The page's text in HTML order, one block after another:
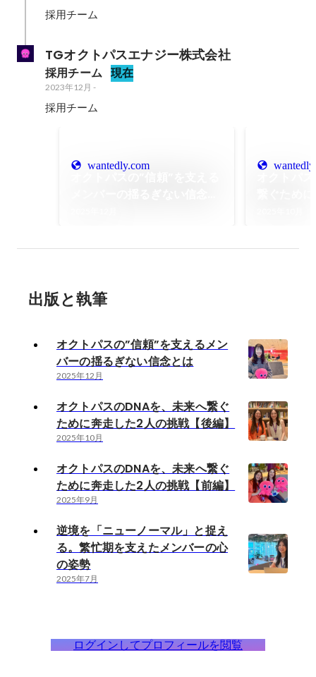
採用チーム
TGオクトパスエナジー株式会社
採用チーム 現在
2023年12月 -
採用チーム
wantedly.com
出版と執筆
オクトパスの”信頼”を支えるメン
バーの揺るぎない信念とは
2025年12月
オクトパスのDNAを、未来へ繋ぐ
ために奔走した2人の挑戦【後編】
2025年10月
オクトパスのDNAを、未来へ繋ぐ
ために奔走した2人の挑戦【前編】
2025年9月
逆境を「ニューノーマル」と捉え
る。繁忙期を支えたメンバーの心
の姿勢
2025年7月
ログインしてプロフィールを閲覧